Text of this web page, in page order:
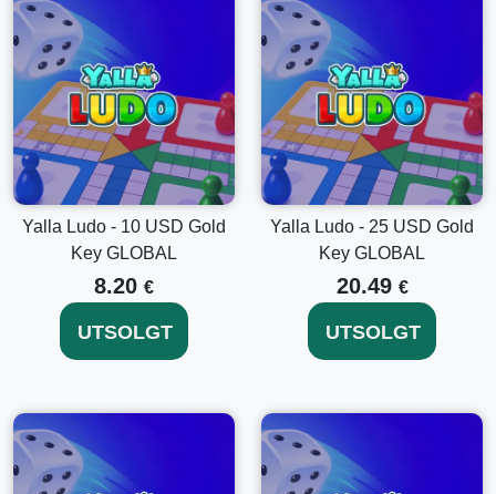
Utforsk Andre Valutaer
Hvis du undersøker alternativer med forskjellige prisnivåer,
vurder våre andre tilbud:
Yalla Ludo - 2 USD Diamanter Nøkkel GLOBALfor de
som trenger et lite løft.
Yalla Ludo - 50 USD Diamanter Nøkkel GLOBALfor en
moderat forbedret opplevelse.
Konklusjon
Ikke gå glipp av muligheten til å ta Yalla Ludo-spillingen din
til nye høyder.Kjøp Yalla Ludo - 100 USD Diamanter
Nøkkel GLOBALi dag for å få tilgang til en verden av
Yalla Ludo - 10 USD Gold
Key GLOBAL
8.20 €
UTSOLGT
Yalla Ludo - 25 USD Gold
Key GLOBAL
20.49 €
UTSOLGT